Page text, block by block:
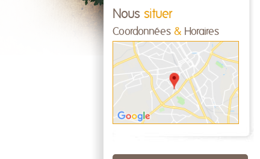
Nous situer
Coordonnées & Horaires